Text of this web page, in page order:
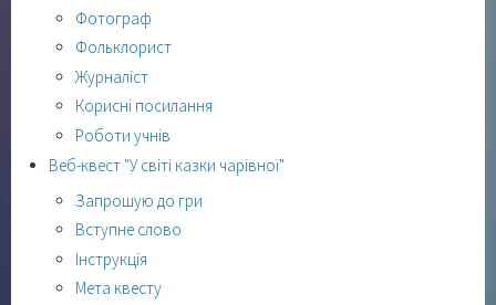
Фотограф
Фольклорист
Журналіст
Корисні посилання
Роботи учнів
Веб-квест "У світі казки чарівної"
Запрошую до гри
Вступне слово
Інструкція
Мета квесту